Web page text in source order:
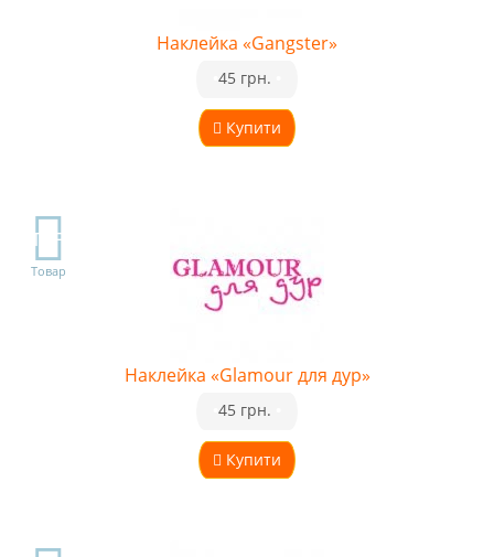
Наклейка «Gangster»
Купити
45 грн.
TOP
Товар
Наклейка «Glamour для дур»
Купити
45 грн.